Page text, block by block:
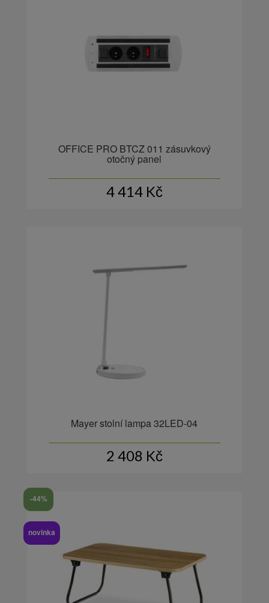
OFFICE PRO BTCZ 011 zásuvkový
otočný panel
4 414 Kč
Mayer stolní lampa 32LED-04
2 408 Kč
-44%
novinka